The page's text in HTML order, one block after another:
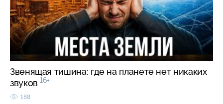
Звенящая тишина: где на планете нет никаких
звуков 16+
188